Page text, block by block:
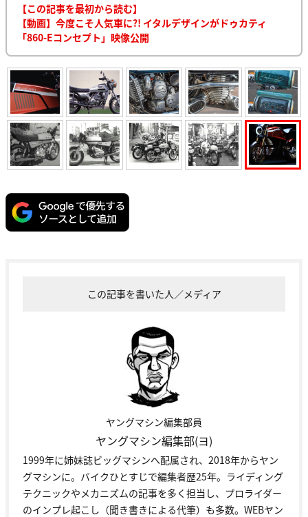
【この記事を最初から読む】
【動画】今度こそ人気車に?! イタルデザインがドゥカティ
「860-Eコンセプト」映像公開
この記事を書いた人／メディア
ヤングマシン編集部員
ヤングマシン編集部(ヨ)
1999年に姉妹誌ビッグマシンへ配属され、2018年からヤン
グマシンに。バイクひとすじで編集者歴25年。ライディング
テクニックやメカニズムの記事を多く担当し、プロライダー
のインプレ起こし（聞き書きによる代筆）も多数。WEBヤン